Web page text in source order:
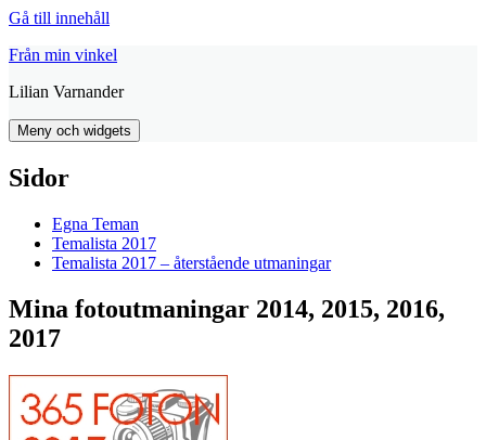
Gå till innehåll
Från min vinkel
Lilian Varnander
Meny och widgets
Sidor
Egna Teman
Temalista 2017
Temalista 2017 – återstående utmaningar
Mina fotoutmaningar 2014, 2015, 2016,
2017